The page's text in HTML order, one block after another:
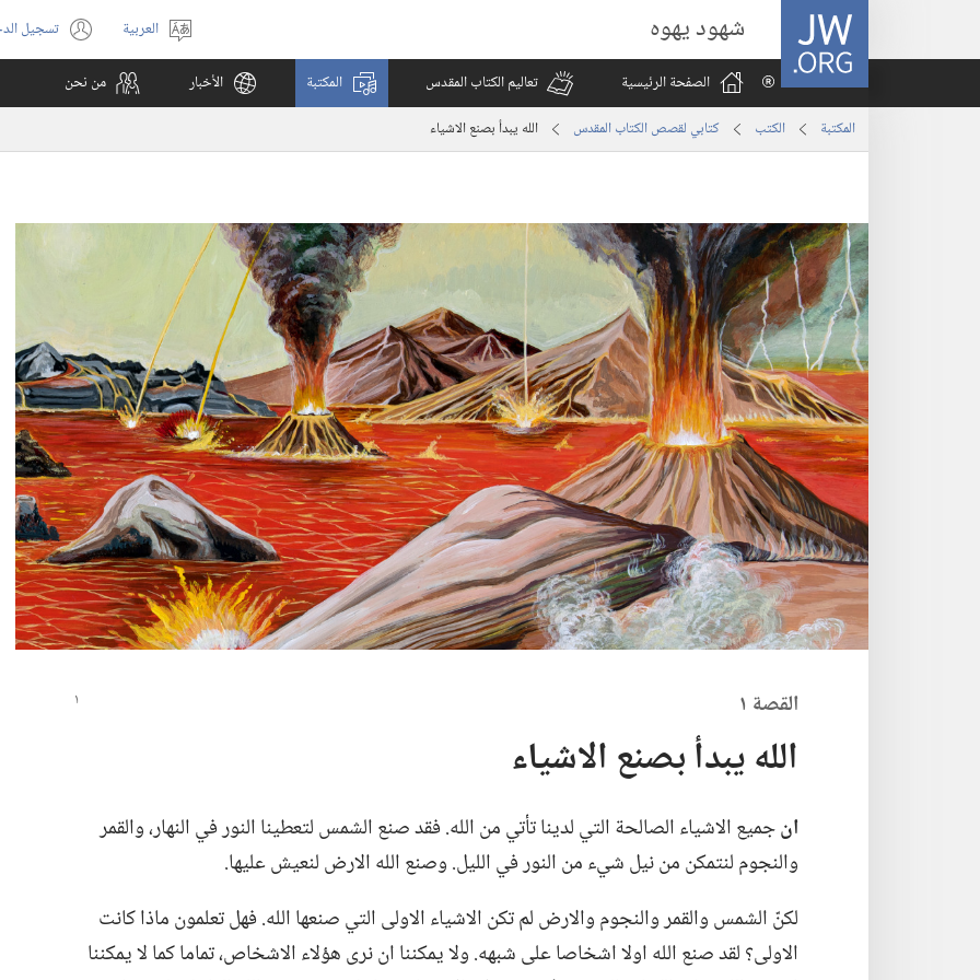
JW.ORG شهود يهوه
اختر
اللغة
العربية تسجيل(يفتح
نافذة
الصفحة الرئيسية
تعاليم الكتاب المقدس المكتبة الأخبار من نحن
المكتبة الكتب كتابي لقصص الكتاب المقدس الله يبدأ بصنع الاشياء
القصة ١
الله يبدأ بصنع الاشياء
انجميع الاشياء الصالحة التي لدينا تأتي من الله.‏ فقد صنع الشمس لتعطينا النور في النهار،‏ والقمر
والنجوم لنتمكن من نيل شيء من النور في الليل.‏ وصنع الله الارض لنعيش عليها.‏
لكنّ الشمس والقمر والنجوم والارض لم تكن الاشياء الاولى التي صنعها الله.‏ فهل تعلمون ماذا كانت
الاولى؟‏ لقد صنع الله اولا اشخاصا على شبهه.‏ ولا يمكننا ان نرى هؤلاء الاشخاص،‏ تماما كما لا يمكننا